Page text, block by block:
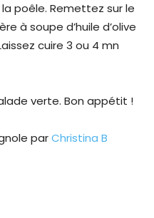
poêle. Remettez sur le
à soupe d’huile d’olive
cuire 3 ou 4 mn
verte. Bon appétit !
parChristina B